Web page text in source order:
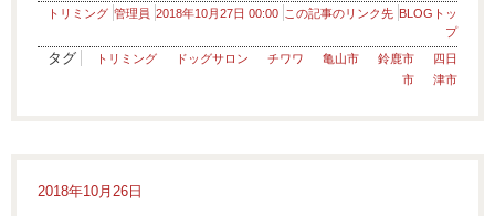
トリミング 管理員 2018年10月27日 00:00 この記事のリンク先 BLOGトッ
プ
タグ トリミング ドッグサロン チワワ 亀山市 鈴鹿市
四日
市
津市
2018年10月26日